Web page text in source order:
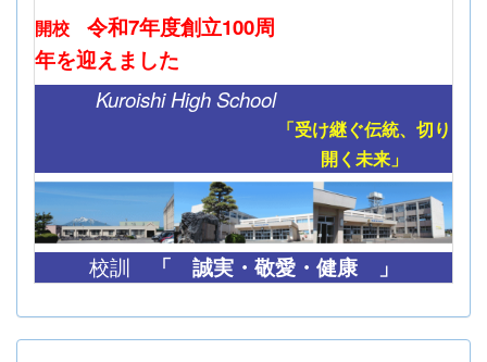
開校
令和7年度創立100周
年を迎えました
Kuroishi High School
「受け継ぐ伝統、切り
開く未来」
校訓 「 誠実・敬愛・健康 」